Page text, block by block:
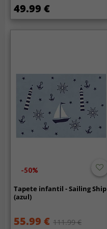
49.99 €
-50%
Tapete infantil - Sailing Ship
(azul)
55.99 € 111.99 €